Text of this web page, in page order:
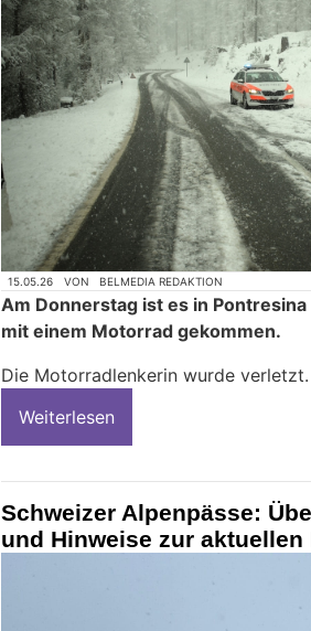
15.05.26 VON BELMEDIA REDAKTION
Am Donnerstag ist es in
mit einem Motorrad gekommen.
Die Motorradlenkerin wurde verletzt.
Weiterlesen
Schweizer Alpenpässe:
und Hinweise zur aktuellen